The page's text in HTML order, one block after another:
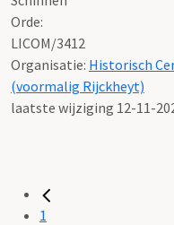
Orde:
LICOM/3412
Organisatie: Historisch
(voormalig Rijckheyt)
laatste wijziging 12-11-
1